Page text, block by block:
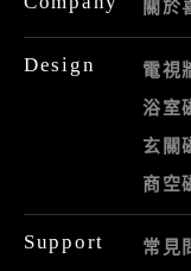
關於
Design 電視
浴室
玄關
商空
Support 常見